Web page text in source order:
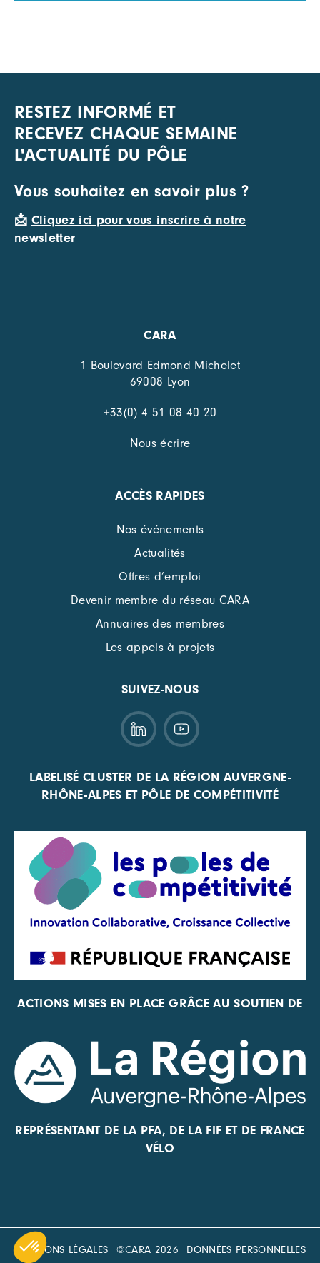
RESTEZ INFORMÉ ET
RECEVEZ CHAQUE SEMAINE
L'ACTUALITÉ DU PÔLE
Vous souhaitez en savoir plus ?
📩 Cliquez ici pour vous inscrire à notre
newsletter
CARA
1 Boulevard Edmond Michelet
69008 Lyon
+33(0) 4 51 08 40 20
Nous écrire
ACCÈS RAPIDES
Nos événements
Actualités
Offres d’emploi
Devenir membre du réseau CARA
Annuaires des membres
Les appels à projets
SUIVEZ-NOUS
LABELISÉ CLUSTER DE LA RÉGION AUVERGNE-
RHÔNE-ALPES ET PÔLE DE COMPÉTITIVITÉ
ACTIONS MISES EN PLACE GRÂCE AU SOUTIEN DE
REPRÉSENTANT DE LA PFA, DE LA FIF ET DE FRANCE
VÉLO
MENTIONS LÉGALES ©CARA 2026 DONNÉES PERSONNELLES